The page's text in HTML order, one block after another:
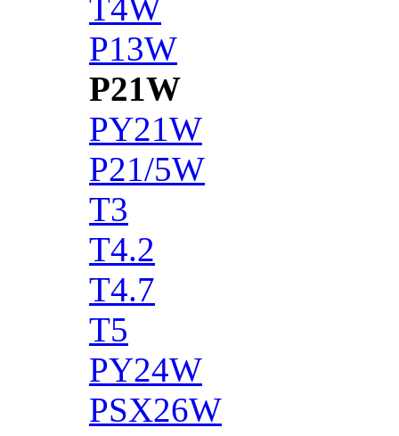
T4W
P13W
P21W
PY21W
P21/5W
T3
T4.2
T4.7
T5
PY24W
PSX26W